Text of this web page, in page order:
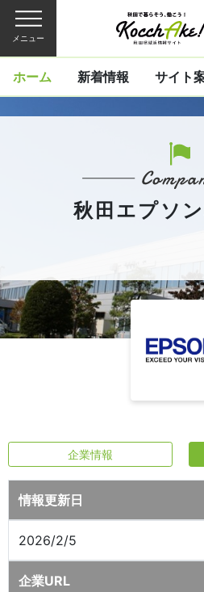
メニュー
ホーム 新着情報 サイト
秋田エプソ
企業情報
情報更新日
2026/2/5
企業URL